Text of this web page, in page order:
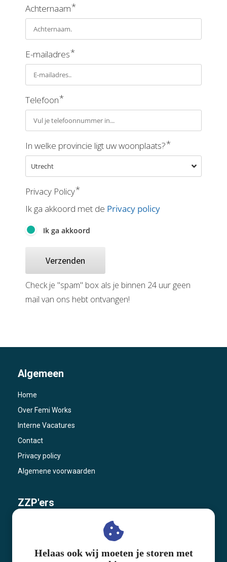
Achternaam*
E-mailadres*
Telefoon*
In welke provincie ligt uw woonplaats?*
Privacy Policy*
Ik ga akkoord met de Privacy policy
Ik ga akkoord
Verzenden
Check je "spam" box als je binnen 24 uur geen
mail van ons hebt ontvangen!
Algemeen
Home
Over Femi Works
Interne Vacatures
Contact
Privacy policy
Algemene voorwaarden
ZZP'ers
Zelfstandig ondernemer worden
Helaas ook wij moeten je storen met